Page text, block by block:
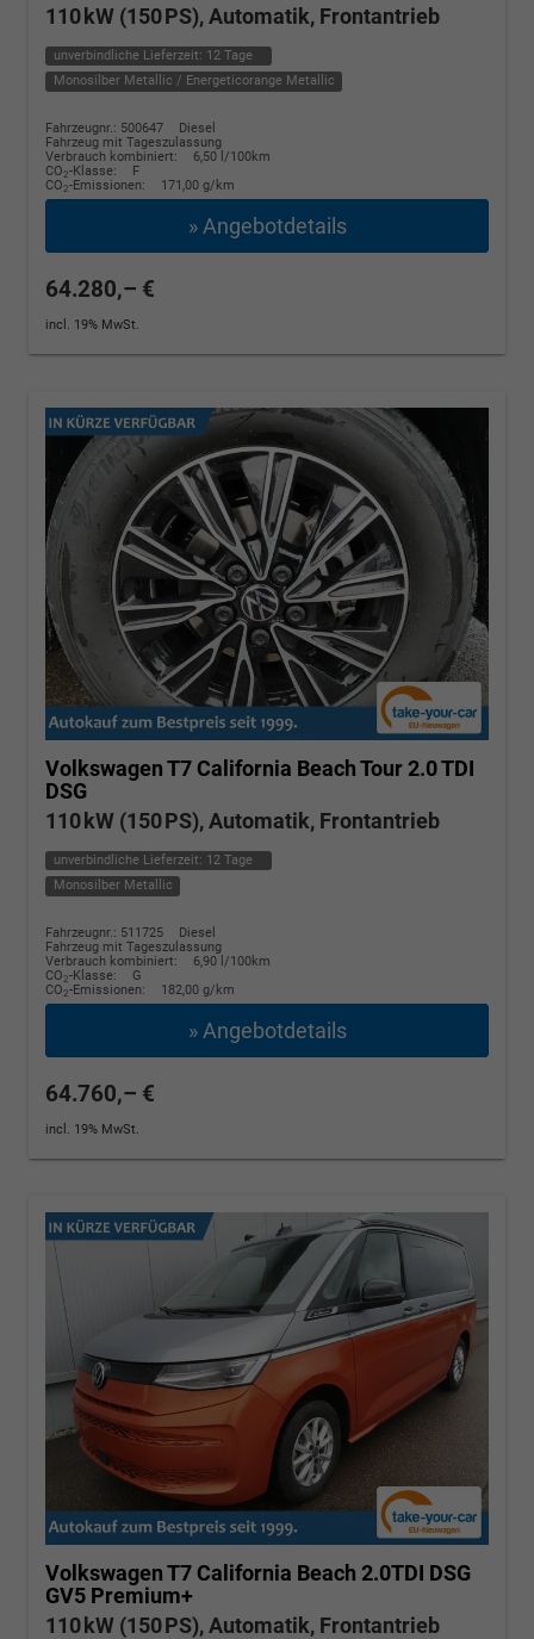
110 kW (150 PS), Automatik, Frontantrieb
unverbindliche Lieferzeit: 12 Tage
Monosilber Metallic / Energeticorange Metallic
Fahrzeugnr.: 500647
Diesel
Fahrzeug mit Tageszulassung
Verbrauch kombiniert:
6,50 l/100km
CO2-Klasse:
F
CO2-Emissionen: 171,00 g/km
» Angebotdetails
64.280,– €
incl. 19% MwSt.
Volkswagen T7 California Beach Tour 2.0 TDI
DSG
110 kW (150 PS), Automatik, Frontantrieb
unverbindliche Lieferzeit: 12 Tage
Monosilber Metallic
Fahrzeugnr.: 511725
Diesel
Fahrzeug mit Tageszulassung
Verbrauch kombiniert:
6,90 l/100km
CO2-Klasse:
G
CO2-Emissionen: 182,00 g/km
» Angebotdetails
64.760,– €
incl. 19% MwSt.
Volkswagen T7 California Beach 2.0TDI DSG
GV5 Premium+
110 kW (150 PS), Automatik, Frontantrieb